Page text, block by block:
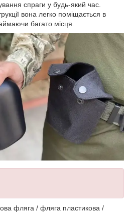
спраги у будь-який час.
вона легко поміщається в
багато місця.
фляга / фляга пластикова /